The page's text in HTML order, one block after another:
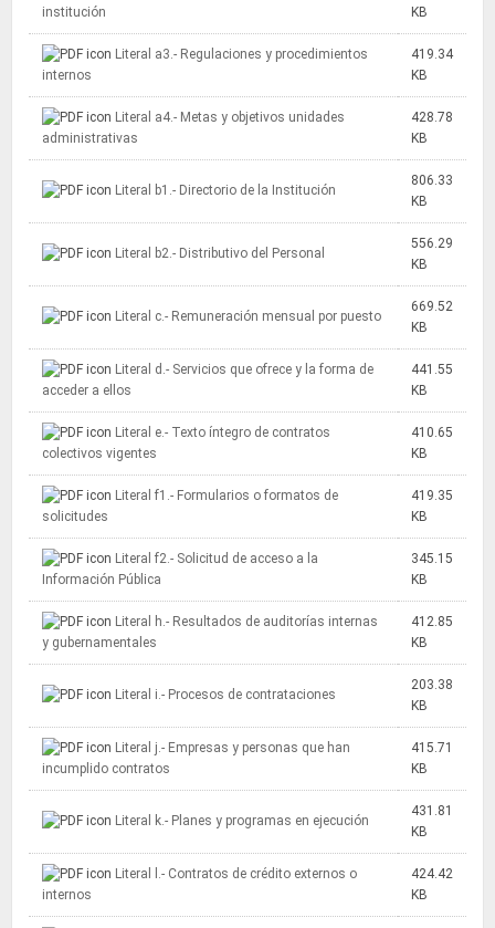
institución
KB
Literal a3.- Regulaciones y procedimientos
internos
419.34
KB
Literal a4.- Metas y objetivos unidades
administrativas
428.78
KB
Literal b1.- Directorio de la Institución
806.33
KB
Literal b2.- Distributivo del Personal
556.29
KB
Literal c.- Remuneración mensual por puesto
669.52
KB
Literal d.- Servicios que ofrece y la forma de
acceder a ellos
441.55
KB
Literal e.- Texto íntegro de contratos
colectivos vigentes
410.65
KB
Literal f1.- Formularios o formatos de
solicitudes
419.35
KB
Literal f2.- Solicitud de acceso a la
Información Pública
345.15
KB
Literal h.- Resultados de auditorías internas
y gubernamentales
412.85
KB
Literal i.- Procesos de contrataciones
203.38
KB
Literal j.- Empresas y personas que han
incumplido contratos
415.71
KB
Literal k.- Planes y programas en ejecución
431.81
KB
Literal l.- Contratos de crédito externos o
internos
424.42
KB